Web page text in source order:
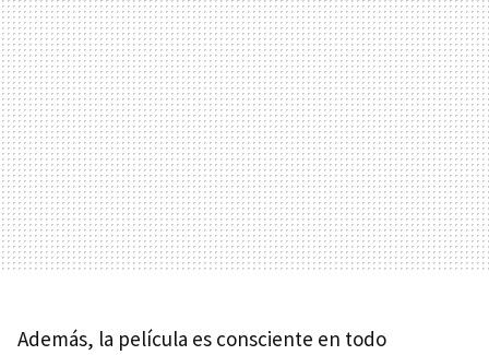
Además, la película es consciente en todo